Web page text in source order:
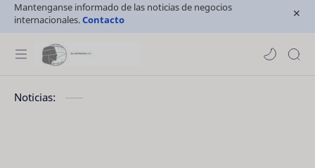
Mantenganse informado de las noticias de negocios
internacionales.Contacto
Noticias: